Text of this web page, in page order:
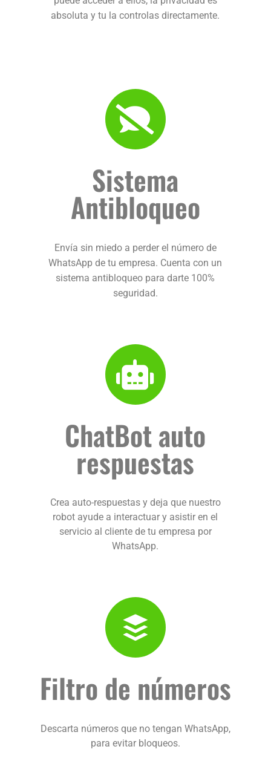
absoluta y tu la controlas directamente.
Sistema
Antibloqueo
Envía sin miedo a perder el número de
WhatsApp de tu empresa. Cuenta con un
sistema antibloqueo para darte 100%
seguridad.
ChatBot auto
respuestas
Crea auto-respuestas y deja que nuestro
robot ayude a interactuar y asistir en el
servicio al cliente de tu empresa por
WhatsApp.
Filtro de números
Descarta números que no tengan WhatsApp,
para evitar bloqueos.